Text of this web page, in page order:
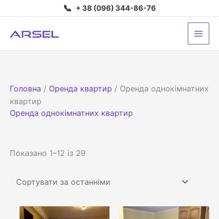
до
вмісту
📞 + 38 (096) 344-86-76
Головна / Оренда квартир / Оренда однокімнатних
квартир
Оренда однокімнатних квартир
Показано 1–12 із 29
останнім